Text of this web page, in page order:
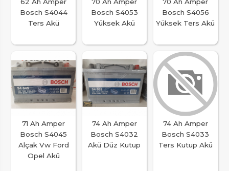
Bosch S4044
Ters Akü
Bosch S4053
Yüksek Akü
Bosch S4056
Yüksek Ters Akü
71 Ah Amper
Bosch S4045
Alçak Vw Ford
Opel Akü
74 Ah Amper
Bosch S4032
Akü Düz Kutup
74 Ah Amper
Bosch S4033
Ters Kutup Akü